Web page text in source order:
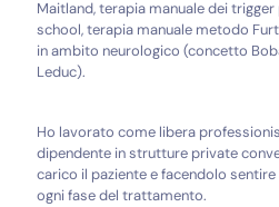
Maitland, terapia manuale dei
school, terapia manuale metodo
in ambito neurologico (concetto
Leduc).
Ho lavorato come libera
dipendente in strutture private
carico il paziente e facendolo
ogni fase del trattamento.